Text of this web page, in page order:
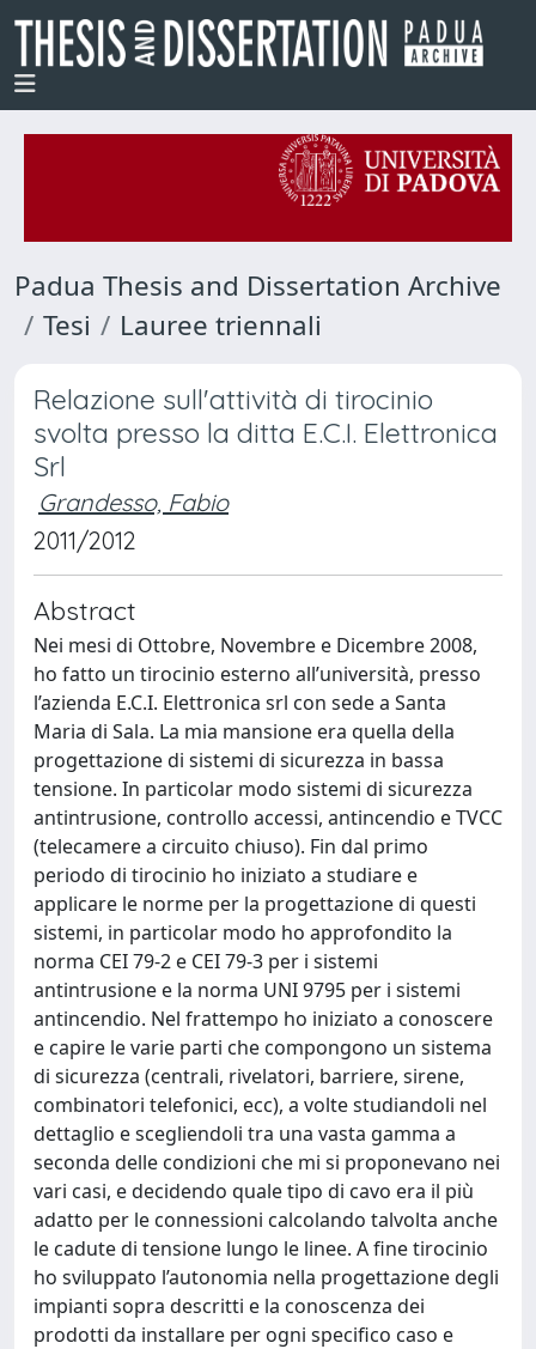
Padua Thesis and Dissertation Archive
Tesi
Lauree triennali
Relazione sull'attività di tirocinio
svolta presso la ditta E.C.I. Elettronica
Srl
Grandesso, Fabio
2011/2012
Abstract
Nei mesi di Ottobre, Novembre e Dicembre 2008,
ho fatto un tirocinio esterno all’università, presso
l’azienda E.C.I. Elettronica srl con sede a Santa
Maria di Sala. La mia mansione era quella della
progettazione di sistemi di sicurezza in bassa
tensione. In particolar modo sistemi di sicurezza
antintrusione, controllo accessi, antincendio e TVCC
(telecamere a circuito chiuso). Fin dal primo
periodo di tirocinio ho iniziato a studiare e
applicare le norme per la progettazione di questi
sistemi, in particolar modo ho approfondito la
norma CEI 79-2 e CEI 79-3 per i sistemi
antintrusione e la norma UNI 9795 per i sistemi
antincendio. Nel frattempo ho iniziato a conoscere
e capire le varie parti che compongono un sistema
di sicurezza (centrali, rivelatori, barriere, sirene,
combinatori telefonici, ecc), a volte studiandoli nel
dettaglio e scegliendoli tra una vasta gamma a
seconda delle condizioni che mi si proponevano nei
vari casi, e decidendo quale tipo di cavo era il più
adatto per le connessioni calcolando talvolta anche
le cadute di tensione lungo le linee. A fine tirocinio
ho sviluppato l’autonomia nella progettazione degli
impianti sopra descritti e la conoscenza dei
prodotti da installare per ogni specifico caso e